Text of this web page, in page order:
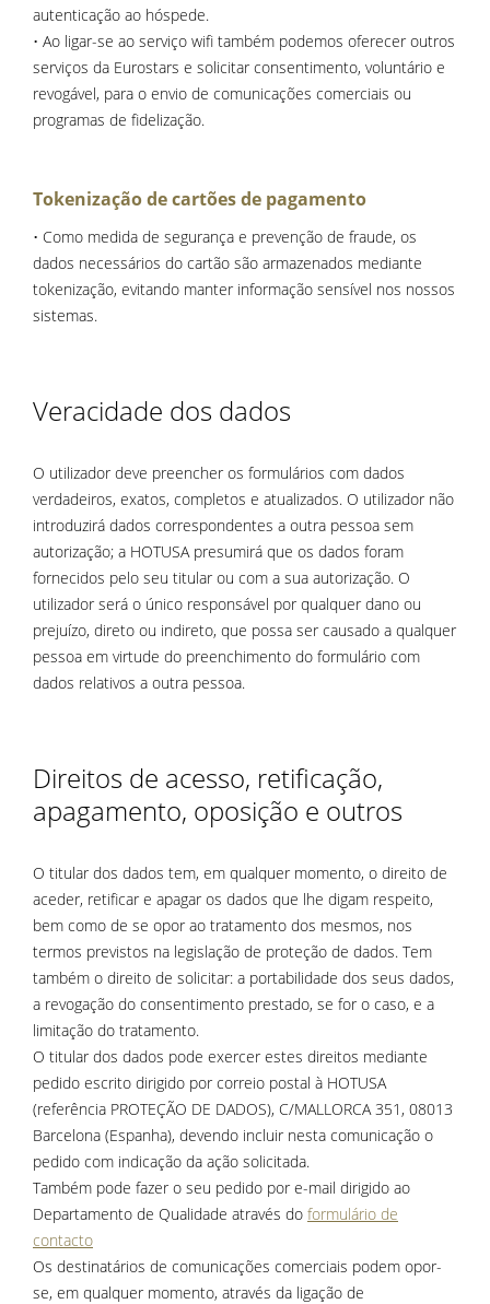
autenticação ao hóspede.
• Ao ligar-se ao serviço wifi também podemos oferecer outros
serviços da Eurostars e solicitar consentimento, voluntário e
revogável, para o envio de comunicações comerciais ou
programas de fidelização.
Tokenização de cartões de pagamento
• Como medida de segurança e prevenção de fraude, os
dados necessários do cartão são armazenados mediante
tokenização, evitando manter informação sensível nos nossos
sistemas.
Veracidade dos dados
O utilizador deve preencher os formulários com dados
verdadeiros, exatos, completos e atualizados. O utilizador não
introduzirá dados correspondentes a outra pessoa sem
autorização; a HOTUSA presumirá que os dados foram
fornecidos pelo seu titular ou com a sua autorização. O
utilizador será o único responsável por qualquer dano ou
prejuízo, direto ou indireto, que possa ser causado a qualquer
pessoa em virtude do preenchimento do formulário com
dados relativos a outra pessoa.
Direitos de acesso, retificação,
apagamento, oposição e outros
O titular dos dados tem, em qualquer momento, o direito de
aceder, retificar e apagar os dados que lhe digam respeito,
bem como de se opor ao tratamento dos mesmos, nos
termos previstos na legislação de proteção de dados. Tem
também o direito de solicitar: a portabilidade dos seus dados,
a revogação do consentimento prestado, se for o caso, e a
limitação do tratamento.
O titular dos dados pode exercer estes direitos mediante
pedido escrito dirigido por correio postal à HOTUSA
(referência PROTEÇÃO DE DADOS), C/MALLORCA 351, 08013
Barcelona (Espanha), devendo incluir nesta comunicação o
pedido com indicação da ação solicitada.
Também pode fazer o seu pedido por e-mail dirigido ao
Departamento de Qualidade através do formulário de
contacto
Os destinatários de comunicações comerciais podem opor-
se, em qualquer momento, através da ligação de